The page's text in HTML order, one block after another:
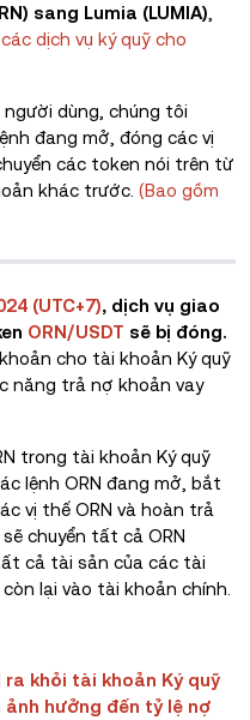
sang Lumia (LUMIA)
dịch vụ ký quỹ cho
dùng, chúng tôi
đang mở, đóng các vị
các token nói trên từ
khác trước. (Bao gồm
(UTC+7), dịch vụ giao
ORN/USDT sẽ bị đóng.
cho tài khoản Ký quỹ
năng trả nợ khoản vay
trong tài khoản Ký quỹ
lệnh ORN đang mở, bắt
vị thế ORN và hoàn trả
chuyển tất cả ORN
cả tài sản của các tài
lại vào tài khoản chính.
ra khỏi tài khoản Ký quỹ
hưởng đến tỷ lệ nợ